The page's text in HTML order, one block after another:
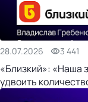
28.07.2026 3 441
«Близкий»: «Наша
удвоить